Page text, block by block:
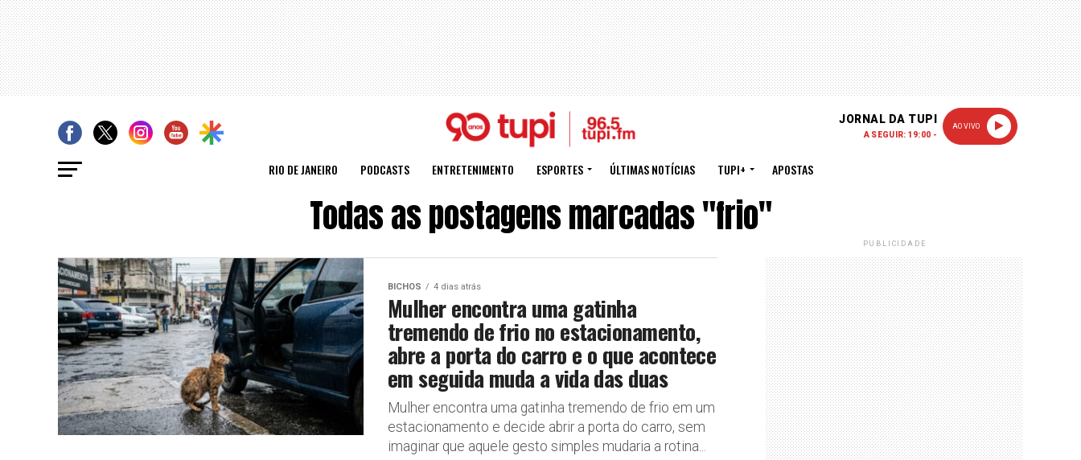
JORNAL DA TUPI
A SEGUIR: 19:00 -
AO VIVO
RIO DE JANEIRO PODCASTS ENTRETENIMENTO ESPORTES ÚLTIMAS NOTÍCIAS TUPI+ APOSTAS
Todas as postagens marcadas "frio"
BICHOS 4 dias atrás
Mulher encontra uma gatinha
tremendo de frio no estacionamento,
abre a porta do carro e o que acontece
em seguida muda a vida das duas
Mulher encontra uma gatinha tremendo de frio em um
estacionamento e decide abrir a porta do carro, sem
imaginar que aquele gesto simples mudaria a rotina...
PUBLICIDADE